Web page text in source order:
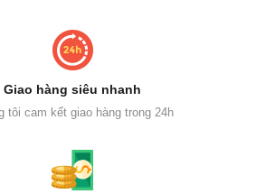
Giao hàng siêu nhanh
tôi cam kết giao hàng trong 24h